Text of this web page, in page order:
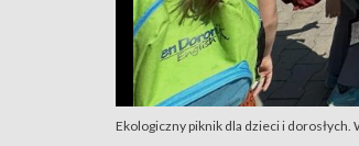
Ekologiczny piknik dla dzieci i